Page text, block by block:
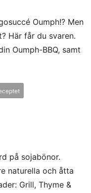
Oumph!? Men
Här får du svaren.
Oumph-BBQ, samt
på sojabönor.
naturella och åtta
Grill, Thyme &